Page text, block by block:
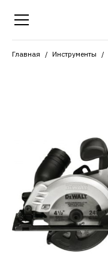
Главная Инструменты